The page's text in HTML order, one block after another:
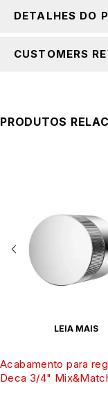
DETALHES DO
CUSTOMERS
PRODUTOS
LEIA MAIS
Acabamento para
Deca 3/4"